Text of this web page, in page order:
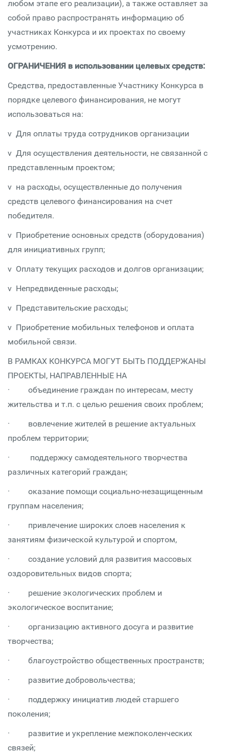
любом этапе его реализации), а также оставляет за
собой право распространять информацию об
участниках Конкурса и их проектах по своему
усмотрению.
ОГРАНИЧЕНИЯ в использовании целевых средств:
Средства, предоставленные Участнику Конкурса в
порядке целевого финансирования, не могут
использоваться на:
v Для оплаты труда сотрудников организации
v Для осуществления деятельности, не связанной с
представленным проектом;
v на расходы, осуществленные до получения
средств целевого финансирования на счет
победителя.
v Приобретение основных средств (оборудования)
для инициативных групп;
v Оплату текущих расходов и долгов организации;
v Непредвиденные расходы;
v Представительские расходы;
v Приобретение мобильных телефонов и оплата
мобильной связи.
В РАМКАХ КОНКУРСА МОГУТ БЫТЬ ПОДДЕРЖАНЫ
ПРОЕКТЫ, НАПРАВЛЕННЫЕ НА
· объединение граждан по интересам, месту
жительства и т.п. с целью решения своих проблем;
· вовлечение жителей в решение актуальных
проблем территории;
· поддержку самодеятельного творчества
различных категорий граждан;
· оказание помощи социально-незащищенным
группам населения;
· привлечение широких слоев населения к
занятиям физической культурой и спортом,
· создание условий для развития массовых
оздоровительных видов спорта;
· решение экологических проблем и
экологическое воспитание;
· организацию активного досуга и развитие
творчества;
· благоустройство общественных пространств;
· развитие добровольчества;
· поддержку инициатив людей старшего
поколения;
· развитие и укрепление межпоколенческих
связей;